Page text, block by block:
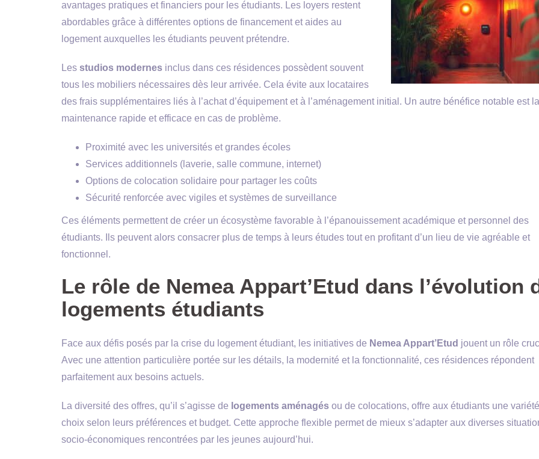
avantages pratiques et financiers pour les étudiants. Les loyers restent
abordables grâce à différentes options de financement et aides au
logement auxquelles les étudiants peuvent prétendre.
Les studios modernes inclus dans ces résidences possèdent souvent
tous les mobiliers nécessaires dès leur arrivée. Cela évite aux locataires
des frais supplémentaires liés à l’achat d’équipement et à l’aménagement initial. Un autre bénéfice notable est la
maintenance rapide et efficace en cas de problème.
Proximité avec les universités et grandes écoles
Services additionnels (laverie, salle commune, internet)
Options de colocation solidaire pour partager les coûts
Sécurité renforcée avec vigiles et systèmes de surveillance
Ces éléments permettent de créer un écosystème favorable à l’épanouissement académique et personnel des
étudiants. Ils peuvent alors consacrer plus de temps à leurs études tout en profitant d’un lieu de vie agréable et
fonctionnel.
Le rôle de Nemea Appart’Etud dans l’évolution
logements étudiants
Face aux défis posés par la crise du logement étudiant, les initiatives de Nemea Appart’Etud jouent un rôle
Avec une attention particulière portée sur les détails, la modernité et la fonctionnalité, ces résidences répondent
parfaitement aux besoins actuels.
La diversité des offres, qu’il s’agisse de logements aménagés ou de colocations, offre aux étudiants une
choix selon leurs préférences et budget. Cette approche flexible permet de mieux s’adapter aux diverses
socio-économiques rencontrées par les jeunes aujourd’hui.